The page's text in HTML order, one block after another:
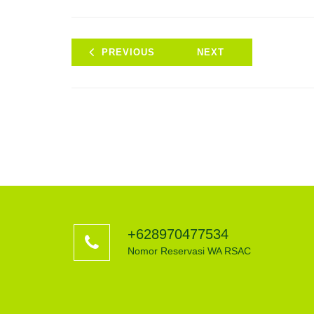
PREVIOUS NEXT
+628970477534
Nomor Reservasi WA RSAC